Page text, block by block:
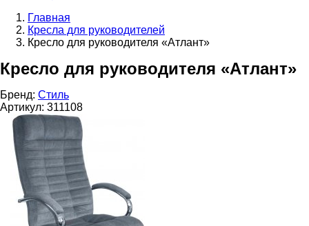
Главная
Кресла для руководителей
Кресло для руководителя «Атлант»
Кресло для руководителя «Атлант»
Бренд: Стиль
Артикул: 311108